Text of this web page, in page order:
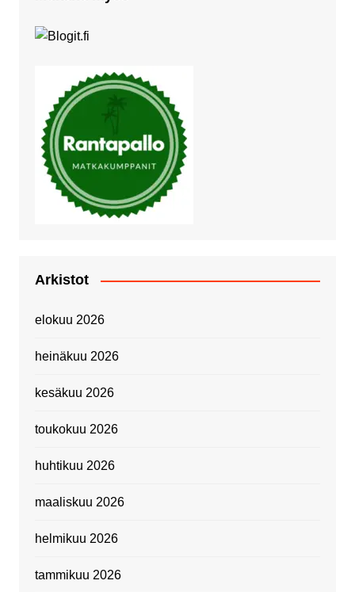
Arkistot
elokuu 2026
heinäkuu 2026
kesäkuu 2026
toukokuu 2026
huhtikuu 2026
maaliskuu 2026
helmikuu 2026
tammikuu 2026